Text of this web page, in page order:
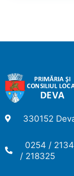
330152
0254 /
/ 218325